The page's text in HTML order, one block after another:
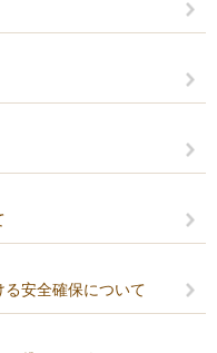
安全確保について